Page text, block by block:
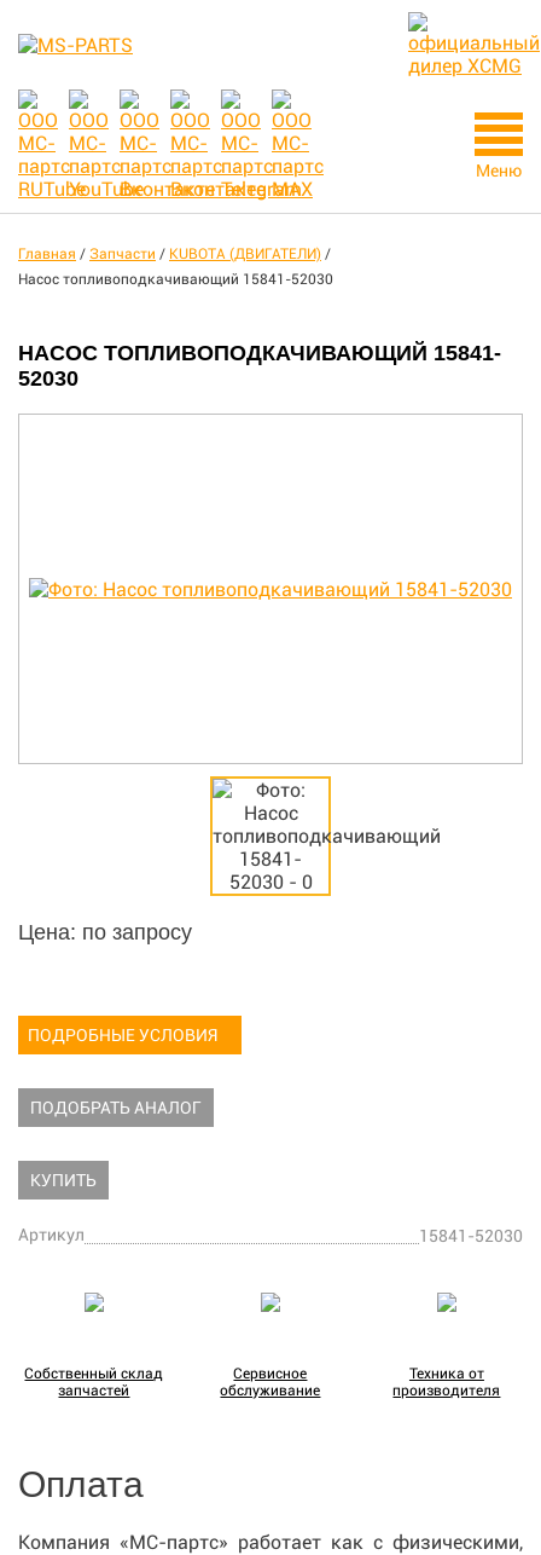
Меню
Главная / Запчасти / KUBOTA (ДВИГАТЕЛИ) /
Насос топливоподкачивающий 15841-52030
НАСОС ТОПЛИВОПОДКАЧИВАЮЩИЙ 15841-
52030
Цена: по запросу
ПОДРОБНЫЕ УСЛОВИЯ
ПОДОБРАТЬ АНАЛОГ
КУПИТЬ
Артикул 15841-52030
Собственный склад
запчастей
Сервисное
обслуживание
Техника от
производителя
Оплата
Компания «МС-партс» работает как с физическими,